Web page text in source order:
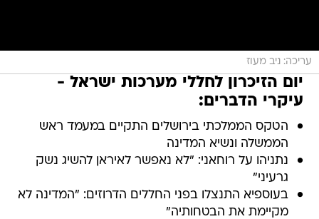
עריכה: ניב מעוז
יום הזיכרון לחללי מערכות ישראל -
עיקרי הדברים:
הטקס הממלכתי בירושלים התקיים במעמד ראש
הממשלה ונשיא המדינה
נתניהו על רוחאני: "לא נאפשר לאיראן להשיג נשק
גרעיני"
בעוספיא התנצלו בפני החללים הדרוזים: "המדינה לא
מקיימת את הבטחותיה"